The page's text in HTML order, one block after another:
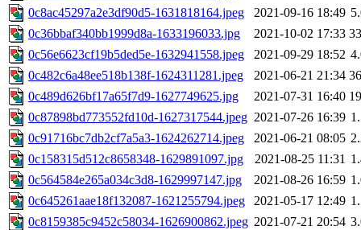
0c8ac45297a2e3df90d5-1631818164.jpeg
2021-09-16 18:49
0c36bbaf340bb1999d8a-1633196033.jpg
2021-10-02 17:33
0c56e6623cf19b5ded5e-1632941558.jpeg
2021-09-29 18:52
0c482c6a48ee518b138f-1624311281.jpeg
2021-06-21 21:34
0c489d626bf17a65f7d9-1627749625.jpg
2021-07-31 16:40
0c87898bd773552fd10d-1627317544.jpeg 2021-07-26 16:39
0c91716bc7db2cf7a5a3-1624262714.jpeg
2021-06-21 08:05
0c158315d512c8658348-1629891097.jpg
2021-08-25 11:31
0c564584e265a034c3d8-1629997147.jpg
2021-08-26 16:59
0c645261aae18f132087-1621255794.jpeg
2021-05-17 12:49
0c8159385c9452c58034-1626900862.jpeg 2021-07-21 20:54